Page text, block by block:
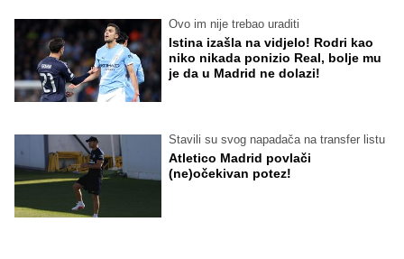
Ovo im nije trebao uraditi
Istina izašla na vidjelo! Rodri kao
niko nikada ponizio Real, bolje mu
je da u Madrid ne dolazi!
Stavili su svog napadača na transfer listu
Atletico Madrid povlači
(ne)očekivan potez!